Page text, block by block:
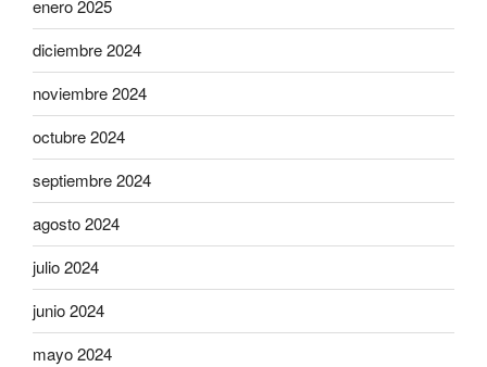
enero 2025
diciembre 2024
noviembre 2024
octubre 2024
septiembre 2024
agosto 2024
julio 2024
junio 2024
mayo 2024